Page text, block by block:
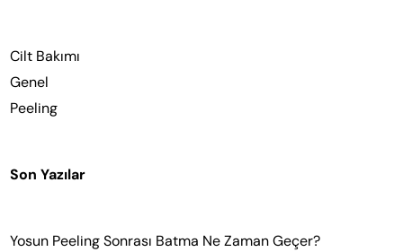
Cilt Bakımı
Genel
Peeling
Son Yazılar
Yosun Peeling Sonrası Batma Ne Zaman Geçer?